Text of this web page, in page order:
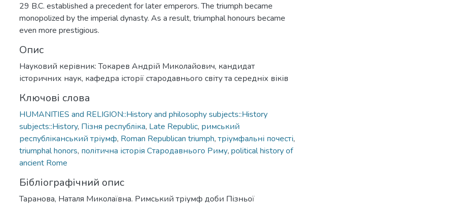
29 B.C. established a precedent for later emperors. The triumph became
monopolized by the imperial dynasty. As a result, triumphal honours became
even more prestigious.
Опис
Науковий керівник: Токарев Андрій Миколайович, кандидат
історичних наук, кафедра історії стародавнього світу та середніх віків
Ключові слова
HUMANITIES and RELIGION::History and philosophy subjects::History
subjects::History, Пізня республіка, Late Republic, римський
республіканський тріумф, Roman Republican triumph, тріумфальні почесті,
triumphal honors, політична історія Стародавнього Риму, political history of
ancient Rome
Бібліографічний опис
Таранова, Наталя Миколаївна. Римський тріумф доби Пізньої